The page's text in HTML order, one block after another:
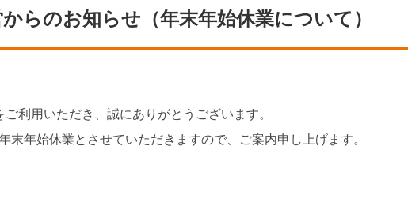
らのお知らせ（年末年始休業について）
利用いただき、誠にありがとうございます。
末年始休業とさせていただきますので、ご案内申し上げます。